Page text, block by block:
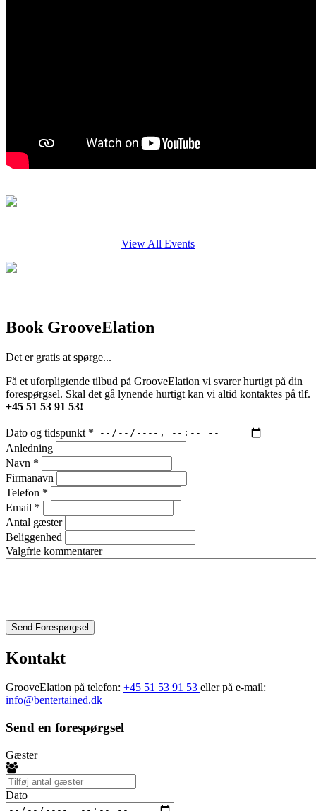
View All Events
Book GrooveElation
Det er gratis at spørge...
Få et uforpligtende tilbud på GrooveElation vi svarer hurtigt på din
forespørgsel. Skal det gå lynende hurtigt kan vi altid kontaktes på tlf.
+45 51 53 91 53!
Dato og tidspunkt *
Anledning
Navn *
Firmanavn
Telefon *
Email *
Antal gæster
Beliggenhed
Valgfrie kommentarer
Send Forespørgsel
Kontakt
GrooveElation på telefon: +45 51 53 91 53 eller på e-mail:
info@bentertained.dk
Send en forespørgsel
Gæster
Dato